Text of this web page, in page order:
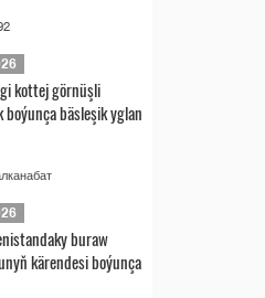
kottej görnüşli
bäsleşik yglan
buraw
kärendesi boýunça